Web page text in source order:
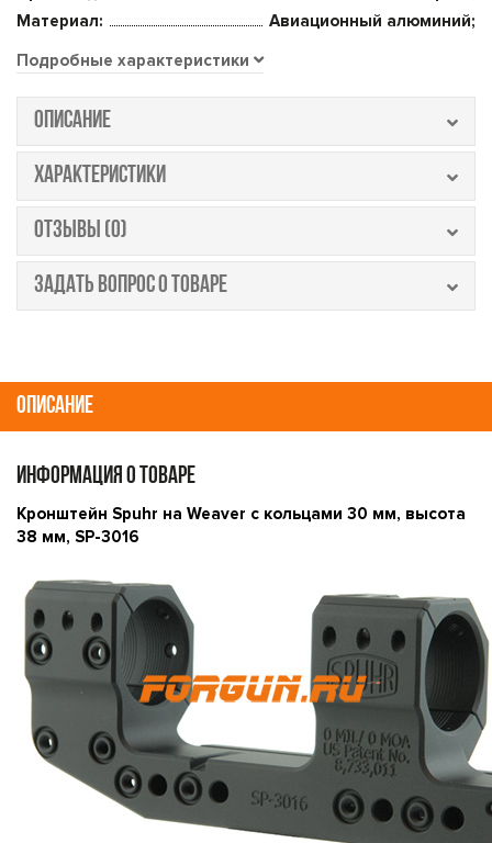
Материал:
Авиационный алюминий;
Подробные характеристики
ОПИСАНИЕ
ХАРАКТЕРИСТИКИ
ОТЗЫВЫ (0)
ЗАДАТЬ ВОПРОС О ТОВАРЕ
ОПИСАНИЕ
ИНФОРМАЦИЯ О ТОВАРЕ
Кронштейн Spuhr на Weaver с кольцами 30 мм, высота
38 мм, SP-3016